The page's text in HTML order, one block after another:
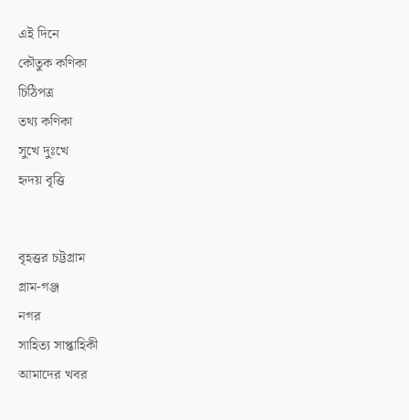
এই দিনে
কৌতুক কণিকা
চিঠিপত্র
তথ্য কণিকা
সুখে দুঃখে
হৃদয় বৃত্তি
বৃহত্তর চট্টগ্রাম
গ্রাম-গঞ্জ
নগর
সাহিত্য সাপ্তাহিকী
আমাদের খবর